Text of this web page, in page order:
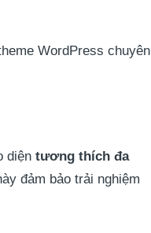
WordPress chuyên
diện tương thích đa
đảm bảo trải nghiệm